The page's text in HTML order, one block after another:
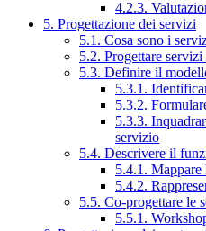
4.2.3.
5. Progettazione dei servizi
5.1. Cosa sono i
5.2. Progettare
5.3. Definire il
5.3.1.
5.3.2.
5.3.3.
servizio
5.4. Descrivere il
5.4.1. Mappare
5.4.2.
5.5. Co-progettare le
5.5.1.